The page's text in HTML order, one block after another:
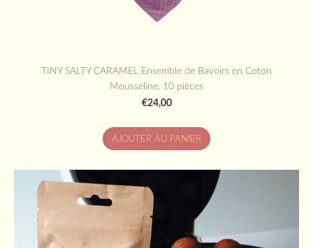
TINY SALTY CARAMEL Ensemble de Bavoirs en Coton
Mousseline, 10 pièces
€24,00
AJOUTER AU PANIER